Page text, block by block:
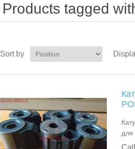
Products tagged
Sort by
для